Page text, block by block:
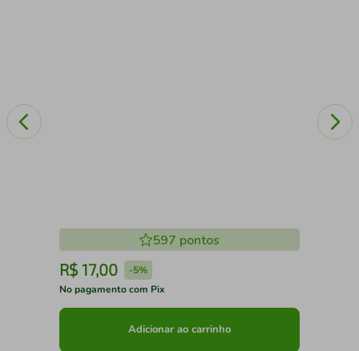
597 pontos
R$ 17,00 -5%
No pagamento com Pix
Adicionar ao carrinho